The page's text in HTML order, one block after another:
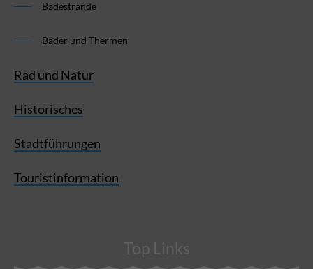
Badestrände
Bäder und Thermen
Rad und Natur
Historisches
Stadtführungen
Touristinformation
Top Links